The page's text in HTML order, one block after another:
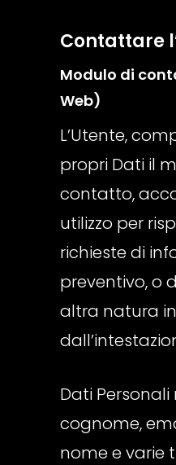
Contattare
Modulo di
Web)
L’Utente,
propri Dati il
contatto,
utilizzo per
richieste di
preventivo, o
altra natura
Dati
cognome,
nome e varie